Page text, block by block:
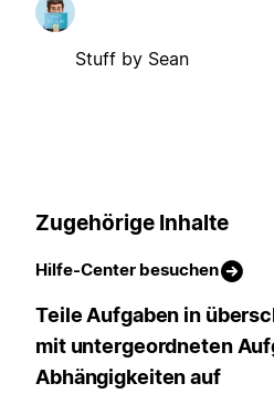
Stuff by Sean
Zugehörige Inhalte
Hilfe-Center besuchen
Teile Aufgaben in
mit untergeordneten
Abhängigkeiten auf